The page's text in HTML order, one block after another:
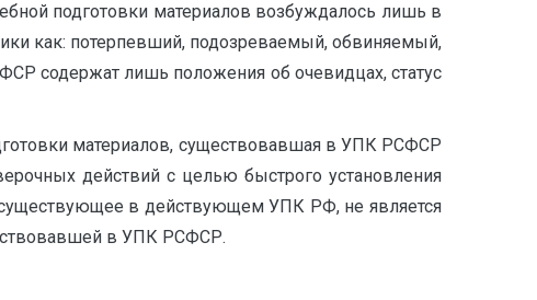
подготовки материалов возбуждалось лишь в
как: потерпевший, подозреваемый, обвиняемый,
содержат лишь положения об очевидцах, статус
материалов, существовавшая в УПК РСФСР
действий с целью быстрого установления
существующее в действующем УПК РФ, не является
в УПК РСФСР.